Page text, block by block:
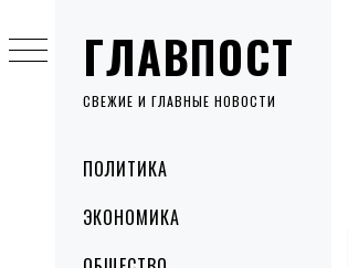
ГЛАВПОСТ
СВЕЖИЕ И ГЛАВНЫЕ НОВОСТИ
MenuПОЛИТИКА
ЭКОНОМИКА
to
content